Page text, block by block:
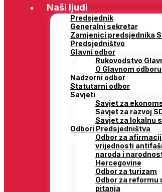
Naši ljudi
Predsjednik
Generalni sekretar
Zamjenici predsjednika
Predsjedništvo
Glavni odbor
Rukovodstvo
O Glavnom odboru
Nadzorni odbor
Statutarni odbor
Savjeti
Savjet za
Savjet za razvoj
Savjet za lokalnu
Odbori Predsjedništva
Odbor za
vrijednosti
naroda i
Hercegovine
Odbor za turizam
Odbor za reformu
pitanja